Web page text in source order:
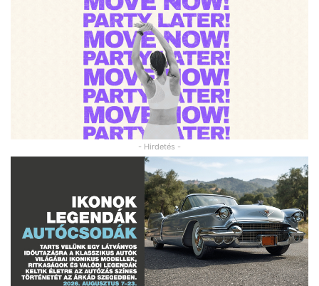
- Hirdetés -